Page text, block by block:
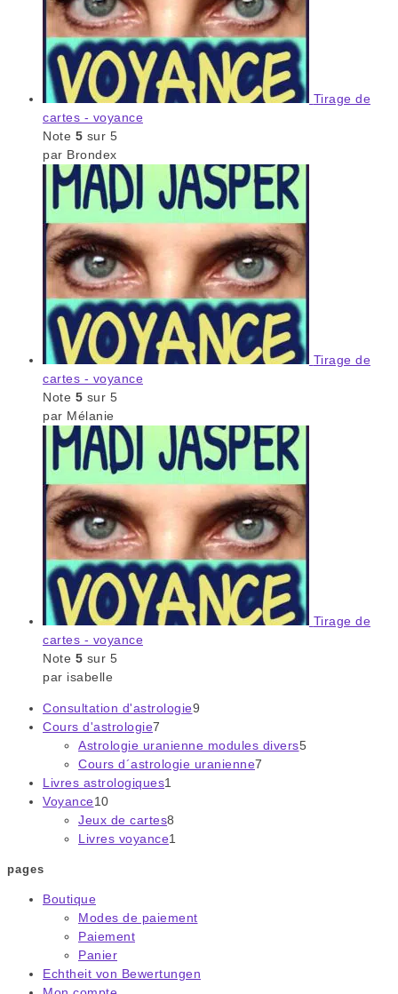
Tirage de
cartes - voyance
Note 5 sur 5
par Brondex
Tirage de
cartes - voyance
Note 5 sur 5
par Mélanie
Tirage de
cartes - voyance
Note 5 sur 5
par isabelle
Consultation d'astrologie9
Cours d'astrologie7
produits
Astrologie uranienne modules divers5
Cours d´astrologie uranienne7
Livres astrologiques1
Voyance10
produits
Jeux de cartes8
Livres voyance1
pages
Boutique
Modes de paiement
Paiement
Panier
Echtheit von Bewertungen